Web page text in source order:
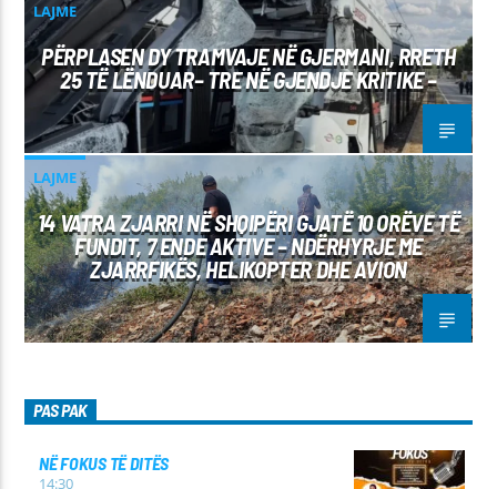
LAJME
PËRPLASEN DY TRAMVAJE NË GJERMANI, RRETH
25 TË LËNDUAR– TRE NË GJENDJE KRITIKE –
LAJME
14 VATRA ZJARRI NË SHQIPËRI GJATË 10 ORËVE TË
FUNDIT, 7 ENDE AKTIVE – NDËRHYRJE ME
ZJARRFIKËS, HELIKOPTER DHE AVION
PAS PAK
NË FOKUS TË DITËS
14:30